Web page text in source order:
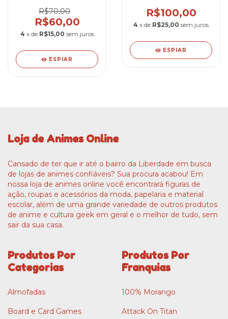
R$70,00
R$60,00
4 x de R$15,00 sem juros
ESPIAR
R$100,00
4 x de R$25,00 sem juros
ESPIAR
Loja de Animes Online
Cansado de ter que ir até o bairro da Liberdade em busca
de lojas de animes confiáveis? Sua procura acabou! Em
nossa loja de animes online você encontrará figuras de
ação, roupas e acessórios da moda, papelaria e material
escolar, além de uma grande variedade de outros produtos
de anime e cultura geek em geral e o melhor de tudo, sem
sair da sua casa.
Produtos Por
Categorias
Almofadas
Board e Card Games
Produtos Por
Franquias
100% Morango
Attack On Titan